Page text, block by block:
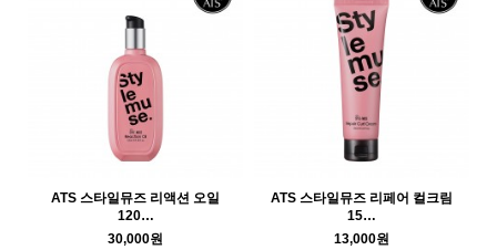
ATS 스타일뮤즈 리액션 오일
120…
30,000원
ATS 스타일뮤즈 리페어 컬크림
15…
13,000원